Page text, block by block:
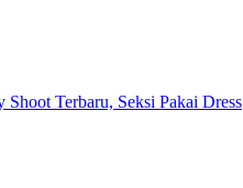
Terbaru, Seksi Pakai Dress